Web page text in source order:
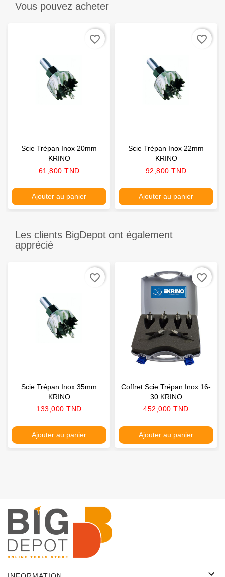
Vous pouvez acheter
Scie Trépan Inox 20mm
KRINO
Prix
61,800 TND
Ajouter au panier
favorite_border
Scie Trépan Inox 22mm
KRINO
Prix
92,800 TND
Ajouter au panier
favorite_border
Les clients BigDepot ont également
apprécié
Scie Trépan Inox 35mm
KRINO
Prix
133,000 TND
Ajouter au panier
favorite_border
Coffret Scie Trépan Inox 16-
30 KRINO
Prix
452,000 TND
Ajouter au panier
favorite_border